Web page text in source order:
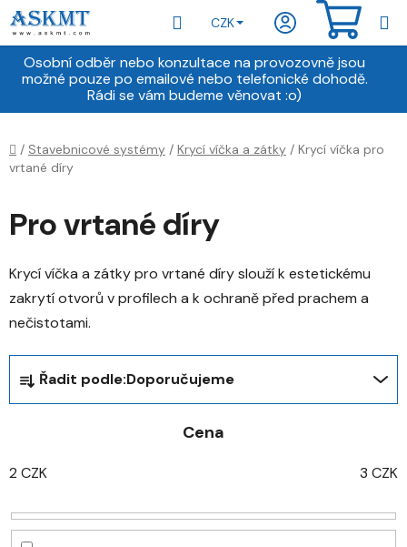
Přejít
na
obsah
Osobní odběr nebo konzultace na provozovně jsou
možné pouze po emailové nebo telefonické dohodě.
Rádi se vám budeme věnovat :o)
Hledat
CZK
Domů
/ Stavebnicové systémy / Krycí víčka a zátky / Krycí víčka pro
vrtané díry
Pro vrtané díry
Krycí víčka a zátky pro vrtané díry slouží k estetickému
zakrytí otvorů v profilech a k ochraně před prachem a
nečistotami.
a
z
n
í
p
r
Řadit podle:Doporučujeme
Cena
2 CZK 3 CZK